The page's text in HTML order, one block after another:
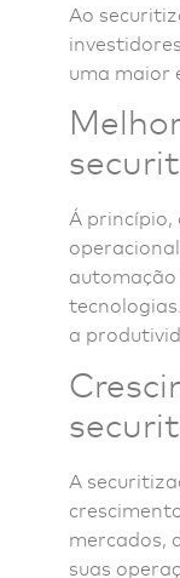
Ao
uma maior
Á princípio,
automação
a
A
mercados,
suas